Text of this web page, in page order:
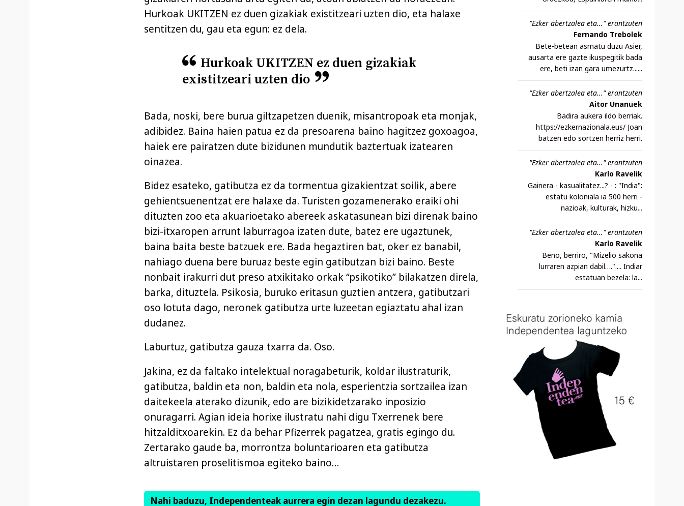
Hurkoak UKITZEN ez duen gizakiak existitzeari uzten dio, eta halaxe
sentitzen du, gau eta egun: ez dela.
Hurkoak UKITZEN ez duen gizakiak
existitzeari uzten dio
Bada, noski, bere burua giltzapetzen duenik, misantropoak eta monjak,
adibidez. Baina haien patua ez da presoarena baino hagitzez goxoagoa,
haiek ere pairatzen dute bizidunen mundutik baztertuak izatearen
oinazea.
Bidez esateko, gatibutza ez da tormentua gizakientzat soilik, abere
gehientsuenentzat ere halaxe da. Turisten gozamenerako eraiki ohi
dituzten zoo eta akuarioetako abereek askatasunean bizi direnak baino
bizi-itxaropen arrunt laburragoa izaten dute, batez ere ugaztunek,
baina baita beste batzuek ere. Bada hegaztiren bat, oker ez banabil,
nahiago duena bere buruaz beste egin gatibutzan bizi baino. Beste
nonbait irakurri dut preso atxikitako orkak “psikotiko” bilakatzen direla,
barka, dituztela. Psikosia, buruko eritasun guztien antzera, gatibutzari
oso lotuta dago, neronek gatibutza urte luzeetan egiaztatu ahal izan
dudanez.
Laburtuz, gatibutza gauza txarra da. Oso.
Jakina, ez da faltako intelektual noragabeturik, koldar ilustraturik,
gatibutza, baldin eta non, baldin eta nola, esperientzia sortzailea izan
daitekeela aterako dizunik, edo are bizikidetzarako inposizio
onuragarri. Agian ideia horixe ilustratu nahi digu Txerrenek bere
hitzalditxoarekin. Ez da behar Pfizerrek pagatzea, gratis egingo du.
Zertarako gaude ba, morrontza boluntarioaren eta gatibutza
altruistaren proselitismoa egiteko baino…
Nahi baduzu, Independenteak aurrera egin dezan lagundu dezakezu.
"Ezker abertzalea eta..." erantzuten
Fernando Trebolek
Bete-betean asmatu duzu Asier,
ausarta ere gazte ikuspegitik bada
ere, beti izan gara umezurtz......
"Ezker abertzalea eta..." erantzuten
Aitor Unanuek
Badira aukera ildo berriak.
https://ezkernazionala.eus/ Joan
batzen edo sortzen herriz herri.
"Ezker abertzalea eta..." erantzuten
Karlo Ravelik
Gainera - kasualitatez...? - : "India":
estatu koloniala ia 500 herri -
nazioak, kulturak, hizku...
"Ezker abertzalea eta..." erantzuten
Karlo Ravelik
Beno, berriro, "Mizelio sakona
lurraren azpian dabil….".... Indiar
estatuan bezela: la...